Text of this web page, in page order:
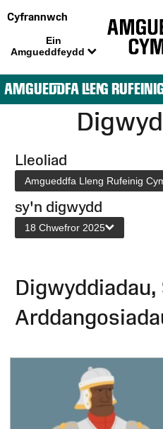
Cyfrannwch
Ein
Amgueddfeydd
AMGUEDDFA LLENG
Lleoliad
Amgueddfa Lleng Rufeinig
sy'n digwydd
18 Chwefror 2025
Digwyddiadau,